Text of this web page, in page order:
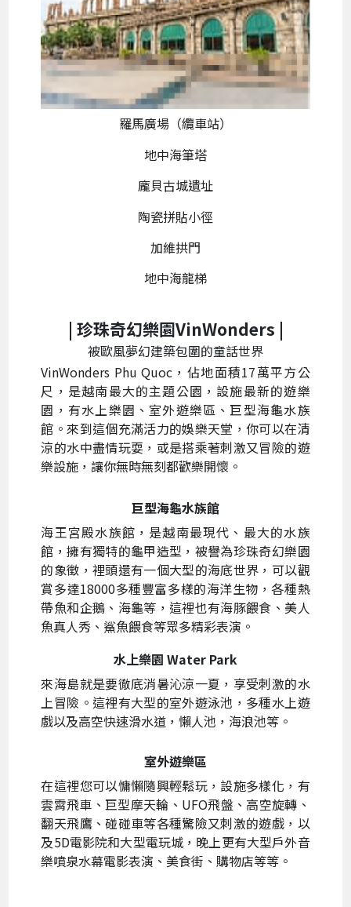
羅馬廣場（纜車站）
地中海筆塔
龐貝古城遺址
陶瓷拼貼小徑
加維拱門
地中海龍梯
| 珍珠奇幻樂園VinWonders |
被歐風夢幻建築包圍的童話世界
VinWonders Phu Quoc，佔地面積17萬平方公
尺，是越南最大的主題公園，設施最新的遊樂
園，有水上樂園、室外遊樂區、巨型海龜水族
館。來到這個充滿活力的娛樂天堂，你可以在清
涼的水中盡情玩耍，或是搭乘著刺激又冒險的遊
樂設施，讓你無時無刻都歡樂開懷。
巨型海龜水族館
海王宮殿水族館，是越南最現代、最大的水族
館，擁有獨特的龜甲造型，被譽為珍珠奇幻樂園
的象徵，裡頭還有一個大型的海底世界，可以觀
賞多達18000多種豐富多樣的海洋生物，各種熱
帶魚和企鵝、海龜等，這裡也有海豚餵食、美人
魚真人秀、鯊魚餵食等眾多精彩表演。
水上樂園 Water Park
來海島就是要徹底消暑沁涼一夏，享受刺激的水
上冒險。這裡有大型的室外遊泳池，多種水上遊
戲以及高空快速滑水道，懶人池，海浪池等。
室外遊樂區
在這裡您可以慵懶隨興輕鬆玩，設施多樣化，有
雲霄飛車、巨型摩天輪、UFO飛盤、高空旋轉、
翻天飛鷹、碰碰車等各種驚險又刺激的遊戲，以
及5D電影院和大型電玩城，晚上更有大型戶外音
樂噴泉水幕電影表演、美食街、購物店等等。